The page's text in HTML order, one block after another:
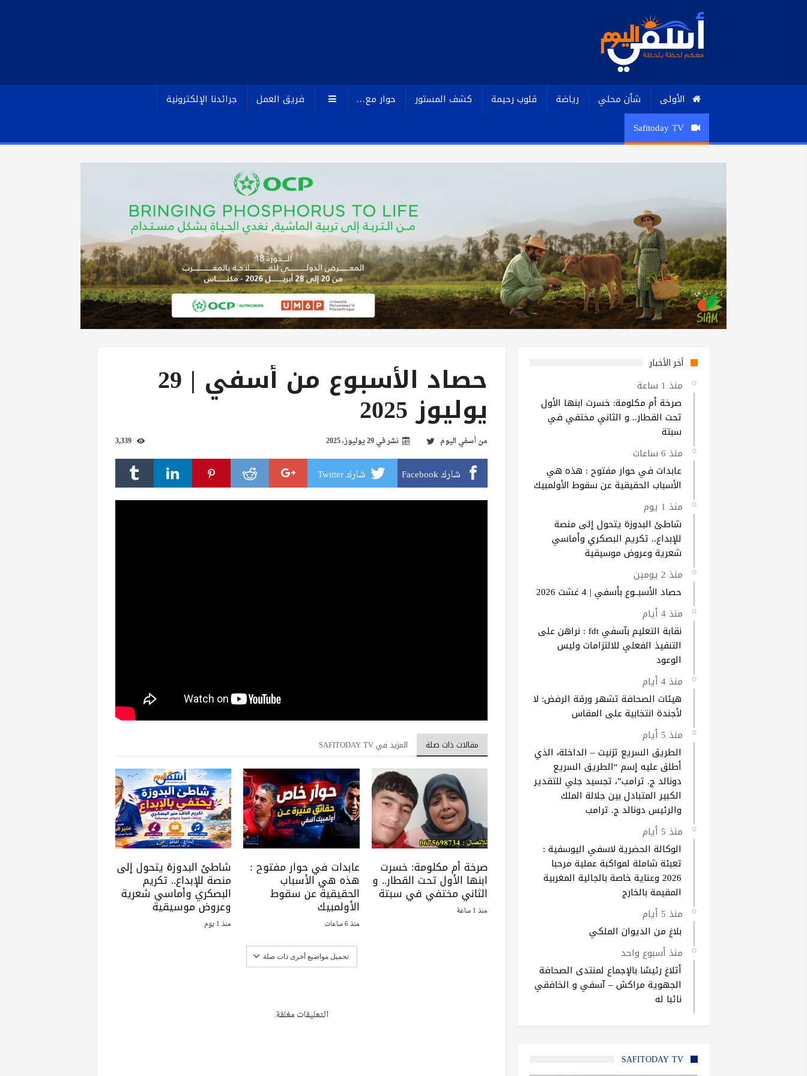
الأولى شأن محلي رياضة قلوب رحيمة كشف المستور حوار مع… فريق العمل
جرائدنا الإلكترونية
Safitoday TV
حصاد الأسبوع من أسفي | 29
يوليوز 2025
منأسفي اليوم نشر في29 يوليوز، 2025
شارك Facebook شارك Twitter
مقالات ذات صلة المزيد في SAFITODAY TV
صرخة أم مكلومة: خسرت
ابنها الأول تحت القطار.. و
الثاني مختفي في سبتة
منذ 1 ساعة
عابدات في حوار مفتوح :
هذه هي الأسباب
الحقيقية عن سقوط
الأولمبيك
منذ 6 ساعات
شاطئ البدوزة يتحول إلى
منصة للإبداع.. تكريم
البصكري وأماسي شعرية
وعروض موسيقية
منذ 1 يوم
تحميل مواضيع أخرى ذات صلة
التعليقات مغلقة.
أخر الأخبار
منذ 1 ساعة
صرخة أم مكلومة: خسرت ابنها الأول
تحت القطار.. و الثاني مختفي في
سبتة
منذ 6 ساعات
عابدات في حوار مفتوح : هذه هي
الأسباب الحقيقية عن سقوط الأولمبيك
منذ 1 يوم
شاطئ البدوزة يتحول إلى منصة
للإبداع.. تكريم البصكري وأماسي
شعرية وعروض موسيقية
منذ 2 يومين
حصاد الأسبــوع بأسفي | 4 غشت 2026
منذ 4 أيام
نقابة التعليم بآسفي fdt : نراهن على
التنفيذ الفعلي للالتزامات وليس
الوعود
منذ 4 أيام
هيئات الصحافة تشهر ورقة الرفض: لا
لأجندة انتخابية على المقاس
منذ 5 أيام
الطريق السريع تزنيت – الداخلة، الذي
أطلق عليه إسم “الطريق السريع
دونالد ج. ترامب”، تجسيد جلي للتقدير
الكبير المتبادل بين جلالة الملك
والرئيس دونالد ج. ترامب
منذ 5 أيام
الوكالة الحضرية لاسفي اليوسفية :
تعبئة شاملة لمواكبة عملية مرحبا
2026 وعناية خاصة بالجالية المغربية
المقيمة بالخارج
منذ 5 أيام
بلاغ من الديوان الملكي
منذ أسبوع واحد
أتلاغ رئيسًا بالإجماع لمنتدى الصحافة
الجهوية مراكش – آسفي و الخافقي
نائبا له
SAFITODAY TV